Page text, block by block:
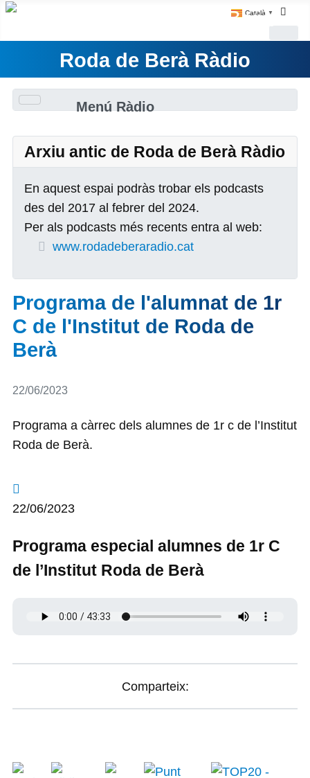
Català ▼
Roda de Berà Ràdio
Menú Ràdio
Arxiu antic de Roda de Berà Ràdio
En aquest espai podràs trobar els podcasts
des del 2017 al febrer del 2024.
Per als podcasts més recents entra al web:
www.rodadeberaradio.cat
Programa de l'alumnat de 1r
C de l'Institut de Roda de
Berà
Detalls
22/06/2023
Programa a càrrec dels alumnes de 1r c de l’Institut
Roda de Berà.
22/06/2023
Programa especial alumnes de 1r C
de l’Institut Roda de Berà
Comparteix: